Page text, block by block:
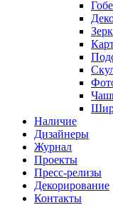
Наличие
Дизайнеры
Журнал
Проекты
Пресс-релизы
Декорирование
Контакты